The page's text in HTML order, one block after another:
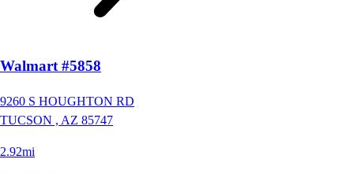
Walmart #5858
9260 S HOUGHTON RD
TUCSON , AZ 85747
2.92mi